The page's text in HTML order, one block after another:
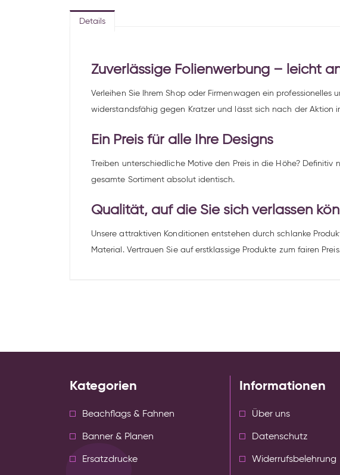
Details
Zuverlässige Folienwerbung – leicht
Verleihen Sie Ihrem Shop oder Firmenwagen ein
widerstandsfähig gegen Kratzer und lässt sich nach der Aktion
Ein Preis für alle Ihre Designs
Treiben unterschiedliche Motive den Preis in die Höhe?
gesamte Sortiment absolut identisch.
Qualität, auf die Sie sich verlassen
Unsere attraktiven Konditionen entstehen durch schlanke
Material. Vertrauen Sie auf erstklassige Produkte zum fairen
Kategorien
Beachflags & Fahnen
Banner & Planen
Ersatzdrucke
Informationen
Über uns
Datenschutz
Widerrufsbelehrung